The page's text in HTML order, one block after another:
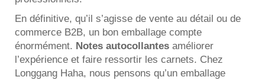
En définitive, qu’il s’agisse de vente au détail ou de
commerce B2B, un bon emballage compte
énormément. Notes autocollantes améliorer
l’expérience et faire ressortir les carnets. Chez
Longgang Haha, nous pensons qu’un emballage